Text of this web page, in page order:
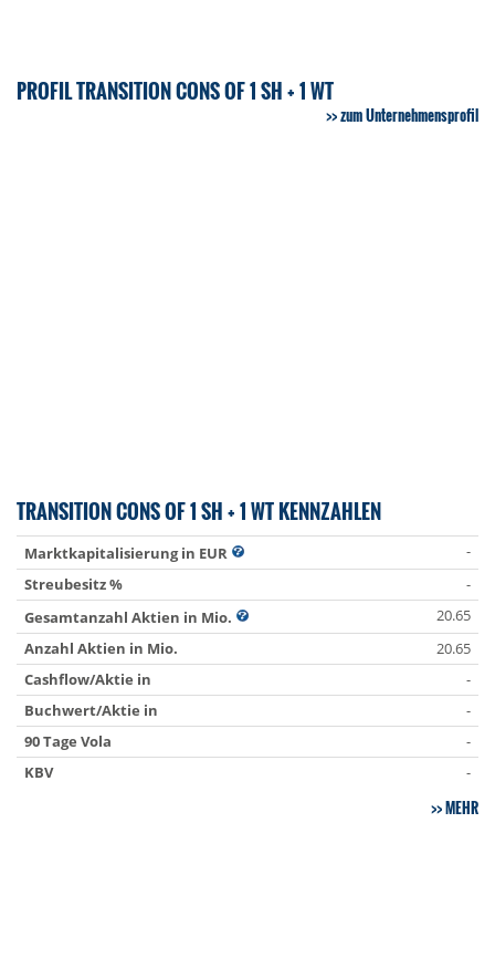
PROFIL TRANSITION CONS OF 1 SH + 1 WT
zum Unternehmensprofil
TRANSITION CONS OF 1 SH + 1 WT KENNZAHLEN
Marktkapitalisierung in EUR
-
Streubesitz %
-
Gesamtanzahl Aktien in Mio.
20.65
Anzahl Aktien in Mio.
20.65
Cashflow/Aktie in
-
Buchwert/Aktie in
-
90 Tage Vola
-
KBV
-
MEHR